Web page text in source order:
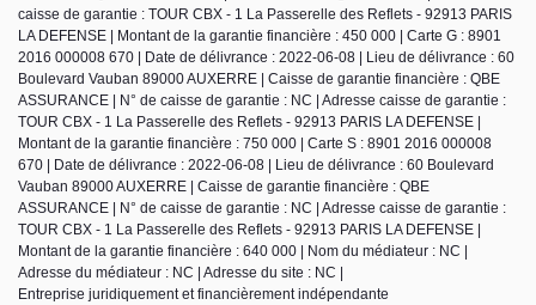
caisse de garantie : TOUR CBX - 1 La Passerelle des Reflets - 92913 PARIS
LA DEFENSE | Montant de la garantie financière : 450 000 | Carte G : 8901
2016 000008 670 | Date de délivrance : 2022-06-08 | Lieu de délivrance : 60
Boulevard Vauban 89000 AUXERRE | Caisse de garantie financière : QBE
ASSURANCE | N° de caisse de garantie : NC | Adresse caisse de garantie :
TOUR CBX - 1 La Passerelle des Reflets - 92913 PARIS LA DEFENSE |
Montant de la garantie financière : 750 000 | Carte S : 8901 2016 000008
670 | Date de délivrance : 2022-06-08 | Lieu de délivrance : 60 Boulevard
Vauban 89000 AUXERRE | Caisse de garantie financière : QBE
ASSURANCE | N° de caisse de garantie : NC | Adresse caisse de garantie :
TOUR CBX - 1 La Passerelle des Reflets - 92913 PARIS LA DEFENSE |
Montant de la garantie financière : 640 000 | Nom du médiateur : NC |
Adresse du médiateur : NC | Adresse du site : NC |
Entreprise juridiquement et financièrement indépendante